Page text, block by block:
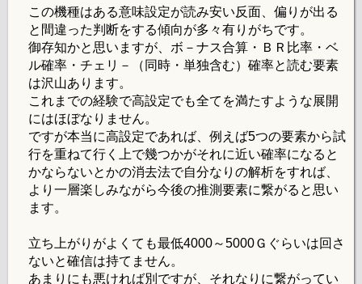
この機種はある意味設定が読み安い反面、偏りが出る
と間違った判断をする傾向が多々有りがちです。
御存知かと思いますが、ボ－ナス合算・ＢＲ比率・ベ
ル確率・チェリ－（同時・単独含む）確率と読む要素
は沢山あります。
これまでの経験で高設定でも全てを満たすような展開
にはほぼなりません。
ですが本当に高設定であれば、例えば5つの要素から試
行を重ねて行く上で幾つかがそれに近い確率になると
かならないとかの消去法で自分なりの解析をすれば、
より一層楽しみながら今後の推測要素に繋がると思い
ます。
立ち上がりがよくても最低4000～5000Ｇぐらいは回さ
ないと確信は持てません。
あまりにも悪ければ別ですが、それなりに繋がってい